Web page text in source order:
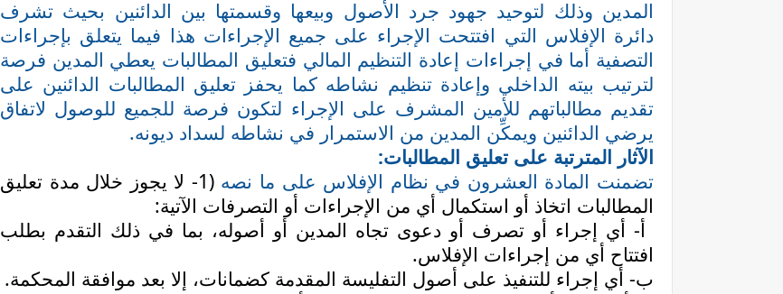
المدين وذلك لتوحيد جهود جرد الأصول وبيعها وقسمتها بين الدائنين بحيث تشرف
دائرة الإفلاس التي افتتحت الإجراء على جميع الإجراءات هذا فيما يتعلق بإجراءات
التصفية أما في إجراءات إعادة التنظيم المالي فتعليق المطالبات يعطي المدين فرصة
لترتيب بيته الداخلي وإعادة تنظيم نشاطه كما يحفز تعليق المطالبات الدائنين على
تقديم مطالباتهم للأمين المشرف على الإجراء لتكون فرصة للجميع للوصول لاتفاق
يرضي الدائنين ويمكِّن المدين من الاستمرار في نشاطه لسداد ديونه.
الآثار المترتبة على تعليق المطالبات:
تضمنت المادة العشرون في نظام الإفلاس على ما نصه
(1- لا يجوز خلال مدة تعليق
المطالبات اتخاذ أو استكمال أي من الإجراءات أو التصرفات الآتية:
أ- أي إجراء أو تصرف أو دعوى تجاه المدين أو أصوله، بما في ذلك التقدم بطلب
افتتاح أي من إجراءات الإفلاس.
ب- أي إجراء للتنفيذ على أصول التفليسة المقدمة كضمانات، إلا بعد موافقة المحكمة.